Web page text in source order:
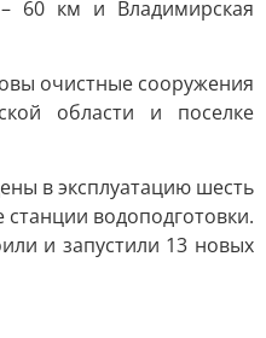
60 км и Владимирская
очистные сооружения
области и поселке
в эксплуатацию шесть
водоподготовки.
и запустили 13 новых